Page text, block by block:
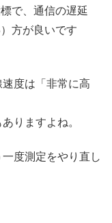
で、通信の遅延
方が良いです
度は「非常に高
りますよね。
度測定をやり直し